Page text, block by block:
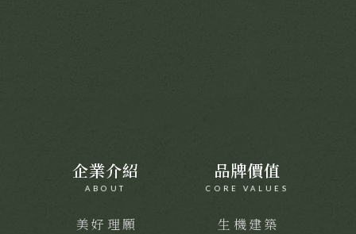
企業介紹
ABOUT
美好理願
品牌價值
CORE VALUES
生機建築